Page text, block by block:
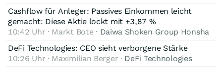
Cashflow für Anleger: Passives Einkommen leicht
gemacht: Diese Aktie lockt mit +3,87 %
10:42 Uhr · Markt Bote · Daiwa Shoken Group Honsha
DeFi Technologies: CEO sieht verborgene Stärke
10:26 Uhr · Maximilian Berger · DeFi Technologies